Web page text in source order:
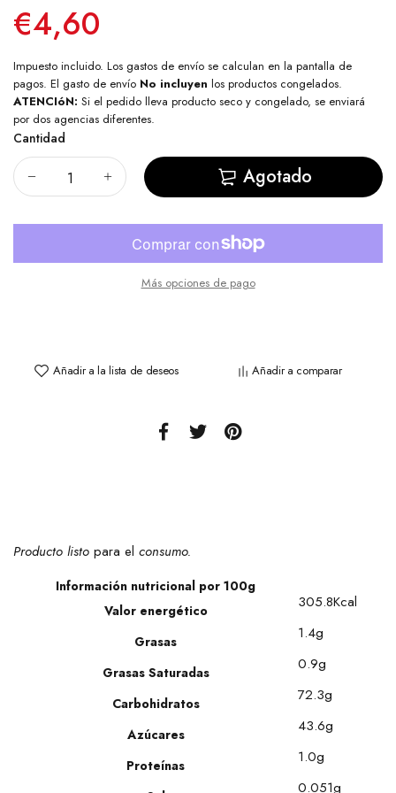
€4,60
Impuesto incluido. Los gastos de envío se calculan en la pantalla de
pagos. El gasto de envío No incluyen los productos congelados.
ATENCIóN: Si el pedido lleva producto seco y congelado, se enviará
por dos agencias diferentes.
Cantidad
Agotado
Más opciones de pago
Añadir a la lista de deseos Añadir a comparar
Producto listo para el consumo.
Información nutricional por 100g
Valor energético
305.8Kcal
Grasas 1.4g
Grasas Saturadas 0.9g
Carbohidratos 72.3g
Azúcares 43.6g
Proteínas 1.0g
0.051g